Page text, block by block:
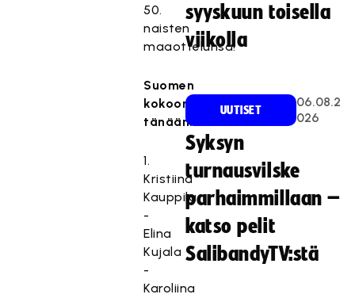
50.
naisten
maaottelunsa!
Suomen
kokoonpano
tänään:
1.
Kristiina
Kauppila
-
Elina
Kujala
-
Karoliina
syyskuun toisella
viikolla
UUTISET
06.08.2
026
Syksyn
turnausvilske
parhaimmillaan –
katso pelit
SalibandyTV:stä